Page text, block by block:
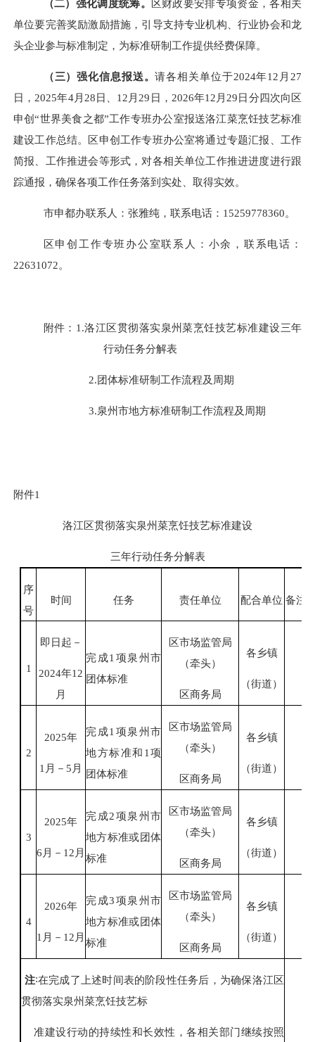
（二）强化调度统筹。
区财政要安排专项资金，各相关
单位要完善奖励激励措施，引导支持专业机构、行业协会和龙
头企业参与标准制定，为标准研制工作提供经费保障。
（三）强化信息报送。请各相关单位于2024年12月27
日，2025年4月28日、12月29日，2026年12月29日分四次向区
申创“世界美食之都”工作专班办公室报送洛江菜烹饪技艺标准
建设工作总结。区申创工作专班办公室将通过专题汇报、工作
简报、工作推进会等形式，对各相关单位工作推进进度进行跟
踪通报，确保各项工作任务落到实处、取得实效。
市申都办联系人：张雅纯，联系电话： 15259778360。
区申创工作专班办公室联系人：小余，联系电话：
22631072。
附件： 1.洛江区贯彻落实泉州菜烹饪技艺标准建设三年
行动任务分解表
2.团体标准研制工作流程及周期
3.泉州市地方标准研制工作流程及周期
附件1
洛江区贯彻落实泉州菜烹饪技艺标准建设
三年行动任务分解表
序
号
时间 任务 责任单位 配合单位 备注
1
即日起－
2024年12
月
完成1项泉州市
团体标准
区市场监管局
（牵头）
区商务局
各乡镇
（街道）
2
2025年
1月－5月
完成1项泉州市
地方标准和1项
团体标准
区市场监管局
（牵头）
区商务局
各乡镇
（街道）
3
2025年
6月－12月
完成2项泉州市
地方标准或团体
标准
区市场监管局
（牵头）
区商务局
各乡镇
（街道）
4
2026年
1月－12月
完成3项泉州市
地方标准或团体
标准
区市场监管局
（牵头）
区商务局
各乡镇
（街道）
注:在完成了上述时间表的阶段性任务后，为确保洛江区
贯彻落实泉州菜烹饪技艺标
准建设行动的持续性和长效性，各相关部门继续按照